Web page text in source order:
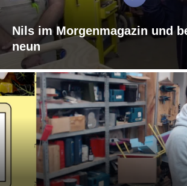
Nils im Morgenmagazin und
neun